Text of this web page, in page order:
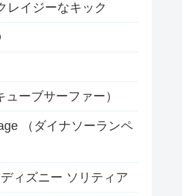
レイジーなキック
ーブサーファー）
（ダイナソーランペ
ィズニー ソリティア